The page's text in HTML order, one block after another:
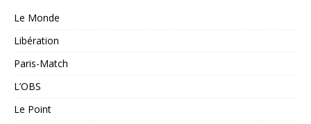
Le Monde
Libération
Paris-Match
L’OBS
Le Point